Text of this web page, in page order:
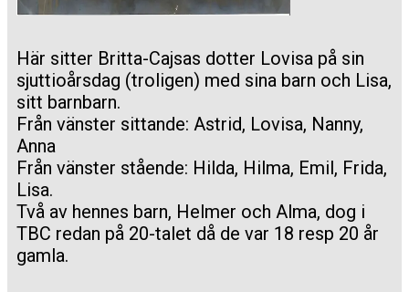
Här sitter Britta-Cajsas dotter Lovisa på sin
sjuttioårsdag (troligen) med sina barn och Lisa,
sitt barnbarn.
Från vänster sittande: Astrid, Lovisa, Nanny,
Anna
Från vänster stående: Hilda, Hilma, Emil, Frida,
Lisa.
Två av hennes barn, Helmer och Alma, dog i
TBC redan på 20-talet då de var 18 resp 20 år
gamla.